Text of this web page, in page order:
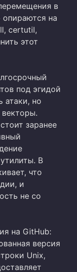
в
опираются на
certutil,
этот
под эгидой
атаки, но
заранее
В
что
и
не со
на GitHub:
версия
Unix,